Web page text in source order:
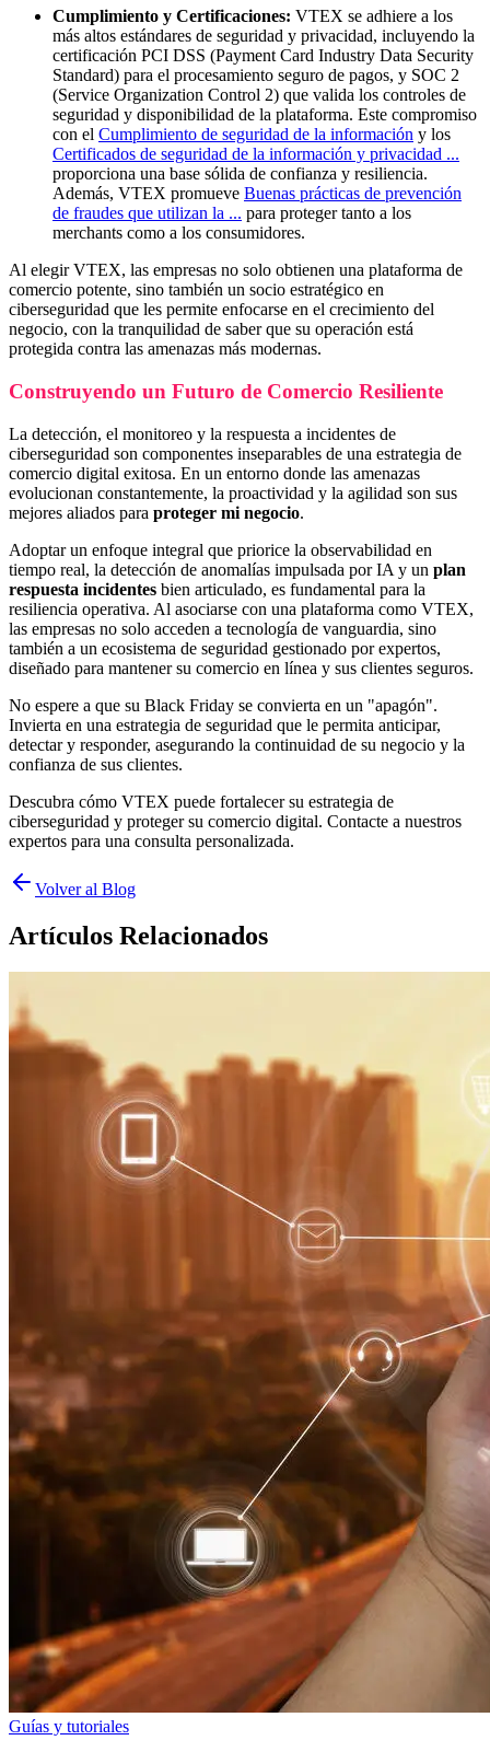
Cumplimiento y Certificaciones: VTEX se adhiere a los
más altos estándares de seguridad y privacidad, incluyendo la
certificación PCI DSS (Payment Card Industry Data Security
Standard) para el procesamiento seguro de pagos, y SOC 2
(Service Organization Control 2) que valida los controles de
seguridad y disponibilidad de la plataforma. Este compromiso
con el Cumplimiento de seguridad de la información y los
Certificados de seguridad de la información y privacidad ...
proporciona una base sólida de confianza y resiliencia.
Además, VTEX promueve Buenas prácticas de prevención
de fraudes que utilizan la ... para proteger tanto a los
merchants como a los consumidores.
Al elegir VTEX, las empresas no solo obtienen una plataforma de
comercio potente, sino también un socio estratégico en
ciberseguridad que les permite enfocarse en el crecimiento del
negocio, con la tranquilidad de saber que su operación está
protegida contra las amenazas más modernas.
Construyendo un Futuro de Comercio Resiliente
La detección, el monitoreo y la respuesta a incidentes de
ciberseguridad son componentes inseparables de una estrategia de
comercio digital exitosa. En un entorno donde las amenazas
evolucionan constantemente, la proactividad y la agilidad son sus
mejores aliados para proteger mi negocio.
Adoptar un enfoque integral que priorice la observabilidad en
tiempo real, la detección de anomalías impulsada por IA y un plan
respuesta incidentes bien articulado, es fundamental para la
resiliencia operativa. Al asociarse con una plataforma como VTEX,
las empresas no solo acceden a tecnología de vanguardia, sino
también a un ecosistema de seguridad gestionado por expertos,
diseñado para mantener su comercio en línea y sus clientes seguros.
No espere a que su Black Friday se convierta en un "apagón".
Invierta en una estrategia de seguridad que le permita anticipar,
detectar y responder, asegurando la continuidad de su negocio y la
confianza de sus clientes.
Descubra cómo VTEX puede fortalecer su estrategia de
ciberseguridad y proteger su comercio digital. Contacte a nuestros
expertos para una consulta personalizada.
Volver al Blog
Artículos Relacionados
Guías y tutoriales